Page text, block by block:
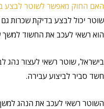
האם החוק מאפשר לשוטר לבצע
שוטר יכול לבצע בדיקת שכרות
הוא רשאי לעכב את החשוד למשך
בישראל, שוטר רשאי לעצור נהג
חשד סביר לביצוע עבירה.
השוטר רשאי לעכב את הנהג